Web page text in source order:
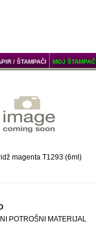
/ ŠTAMPAČI MOJ ŠTAMPAČ
magenta T1293 (6ml)
POTROŠNI MATERIJAL